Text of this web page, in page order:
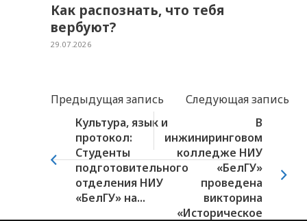
Как распознать, что тебя
вербуют?
29.07.2026
Предыдущая запись
Следующая запись
Культура, язык и
протокол:
Студенты
подготовительного
отделения НИУ
«БелГУ» на...
В
инжиниринговом
колледже НИУ
«БелГУ»
проведена
викторина
«Историческое